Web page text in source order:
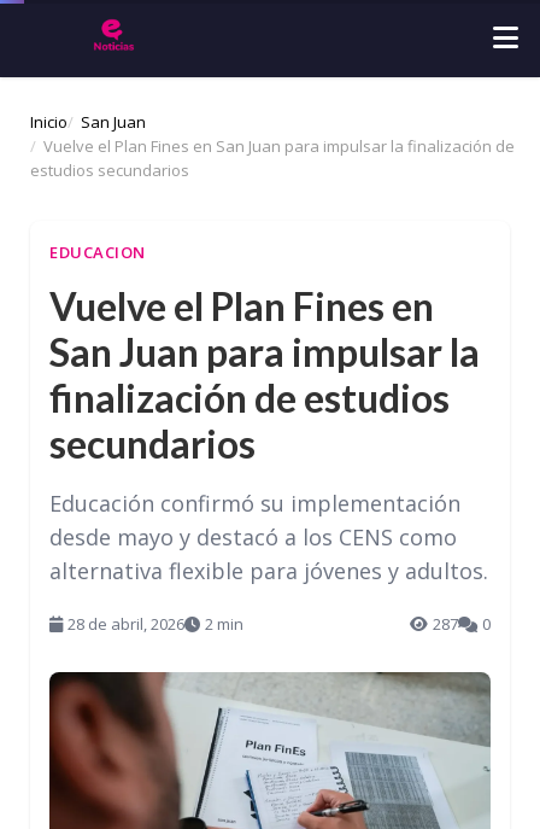
Inicio
San Juan
Vuelve el Plan Fines en San Juan para impulsar la finalización de
estudios secundarios
EDUCACION
Vuelve el Plan Fines en
San Juan para impulsar la
finalización de estudios
secundarios
Educación confirmó su implementación
desde mayo y destacó a los CENS como
alternativa flexible para jóvenes y adultos.
28 de abril, 2026 2 min 287 0